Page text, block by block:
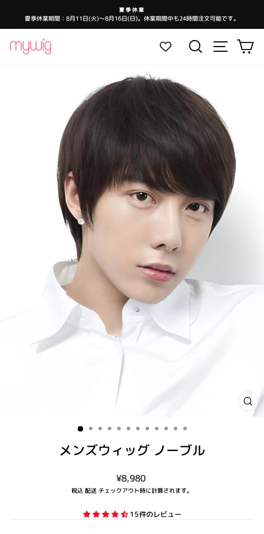
テ
ス
時
停
夏季休業
夏季休業期間：8月11日(火)～8月16日(日)。休業期間中も24時間注文可能です。
検索 サイトカ
閉
じ
メンズウィッグ ノーブル
通
常
格
¥8,980
税込 配送 チェックアウト時に計算されます。
15件のレビュー